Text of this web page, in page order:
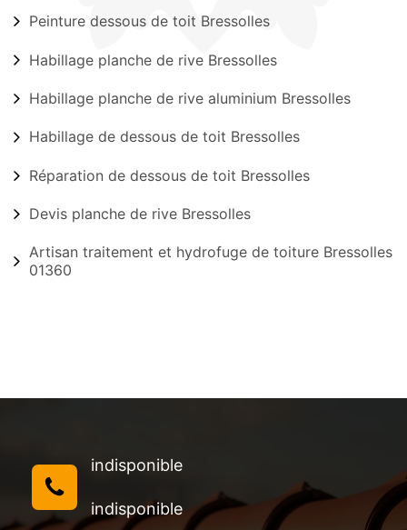
Peinture dessous de toit Bressolles
Habillage planche de rive Bressolles
Habillage planche de rive aluminium Bressolles
Habillage de dessous de toit Bressolles
Réparation de dessous de toit Bressolles
Devis planche de rive Bressolles
Artisan traitement et hydrofuge de toiture Bressolles
01360
indisponible
indisponible